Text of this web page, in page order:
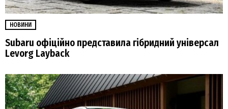
НОВИНИ
Subaru офіційно представила гібридний універсал
Levorg Layback